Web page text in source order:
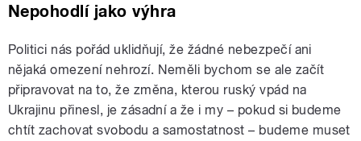
Nepohodlí jako výhra
Politici nás pořád uklidňují, že žádné nebezpečí ani
nějaká omezení nehrozí. Neměli bychom se ale začít
připravovat na to, že změna, kterou ruský vpád na
Ukrajinu přinesl, je zásadní a že i my – pokud si budeme
chtít zachovat svobodu a samostatnost – budeme muset